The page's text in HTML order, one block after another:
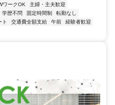
ワークOK
主婦・主夫歓迎
学歴不問 固定時間制
転勤なし
ト 交通費全額支給 午前
経験者歓迎